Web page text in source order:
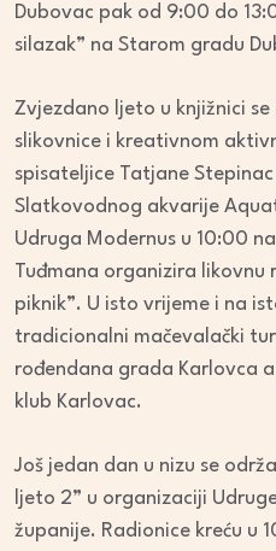
Dubovac pak od 9:00 do
silazak” na Starom gradu
Zvjezdano ljeto u knjižnici
slikovnice i kreativnom
spisateljice Tatjane
Slatkovodnog akvarije
Udruga Modernus u 10:00
Tuđmana organizira likovnu
piknik”. U isto vrijeme i na
tradicionalni mačevalački
rođendana grada Karlovca
klub Karlovac.
Još jedan dan u nizu se
ljeto 2” u organizaciji
županije. Radionice kreću u